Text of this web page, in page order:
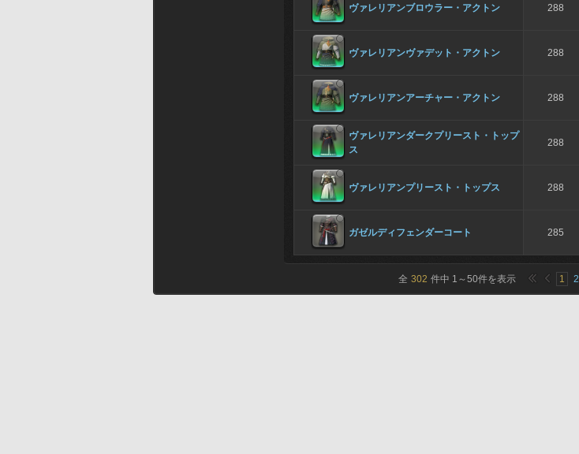
ヴァレリアンブロウラー・アクトン 288
ヴァレリアンヴァデット・アクトン 288
ヴァレリアンアーチャー・アクトン 288
ヴァレリアンダークプリースト・トップ
ス
288
ヴァレリアンプリースト・トップス 288
ガゼルディフェンダーコート 285
全 302 件中 1 ～50件を表示 1 2